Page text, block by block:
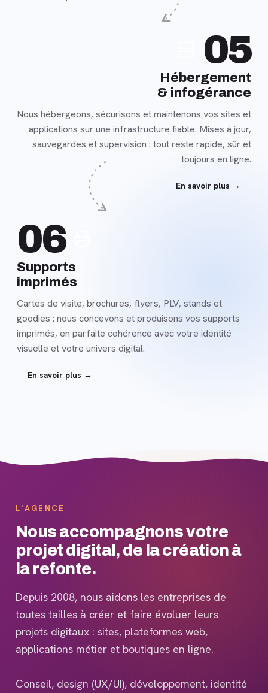
05
Hébergement
& infogérance
Nous hébergeons, sécurisons et maintenons vos sites et
applications sur une infrastructure fiable. Mises à jour,
sauvegardes et supervision : tout reste rapide, sûr et
toujours en ligne.
En savoir plus →
Cartes de visite, brochures, flyers, PLV, stands et
goodies : nous concevons et produisons vos supports
imprimés, en parfaite cohérence avec votre identité
visuelle et votre univers digital.
En savoir plus →
Supports
imprimés
06
L'AGENCE
Nous accompagnons votre
projet digital, de la création à
la refonte.
Depuis 2008, nous aidons les entreprises de
toutes tailles à créer et faire évoluer leurs
projets digitaux : sites, plateformes web,
applications métier et boutiques en ligne.
Conseil, design (UX/UI), développement, identité